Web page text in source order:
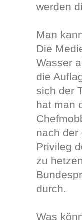
werden
Man
Die
Wasser
die
sich der
hat man
nach der
Privileg
zu
durch.
Was